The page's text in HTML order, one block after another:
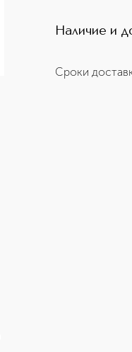
Наличие и
Сроки